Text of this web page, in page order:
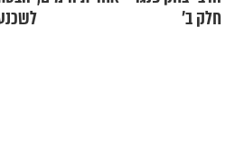
חלק ב’